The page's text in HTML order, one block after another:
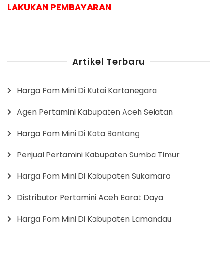
LAKUKAN PEMBAYARAN
Artikel Terbaru
Harga Pom Mini Di Kutai Kartanegara
Agen Pertamini Kabupaten Aceh Selatan
Harga Pom Mini Di Kota Bontang
Penjual Pertamini Kabupaten Sumba Timur
Harga Pom Mini Di Kabupaten Sukamara
Distributor Pertamini Aceh Barat Daya
Harga Pom Mini Di Kabupaten Lamandau